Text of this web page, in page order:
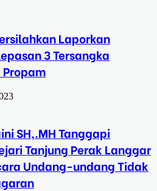
Laporkan
3 Tersangka
Propam
SH,.MH Tanggapi
Tanjung Perak Langgar
Undang-undang Tidak